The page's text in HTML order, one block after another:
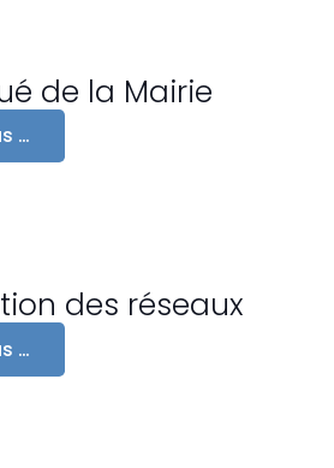
de la Mairie
…
des réseaux
…